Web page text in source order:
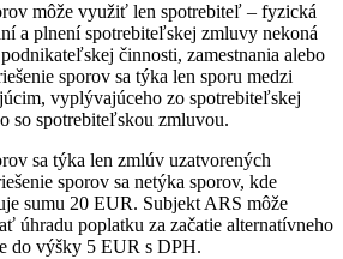
môže využiť len spotrebiteľ – fyzická
a plnení spotrebiteľskej zmluvy nekoná
činnosti, zamestnania alebo
sporov sa týka len sporu medzi
vyplývajúceho zo spotrebiteľskej
so spotrebiteľskou zmluvou.
sa týka len zmlúv uzatvorených
sporov sa netýka sporov, kde
sumu 20 EUR. Subjekt ARS môže
úhradu poplatku za začatie alternatívneho
do výšky 5 EUR s DPH.